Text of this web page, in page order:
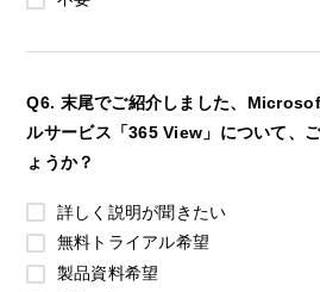
Q6. 末尾でご紹介しました、
ルサービス「365 View」について、
ょうか？
詳しく説明が聞きたい
無料トライアル希望
製品資料希望